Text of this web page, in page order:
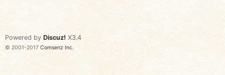
Powered by Discuz! X3.4
© 2001-2017 Comsenz Inc.